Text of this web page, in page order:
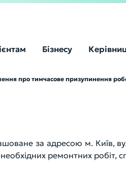
Бізнесу
про тимчасове призупинення
за адресою м. Київ,
ремонтних